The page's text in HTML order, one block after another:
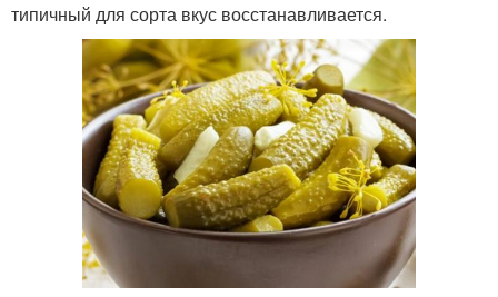
типичный для сорта вкус восстанавливается.